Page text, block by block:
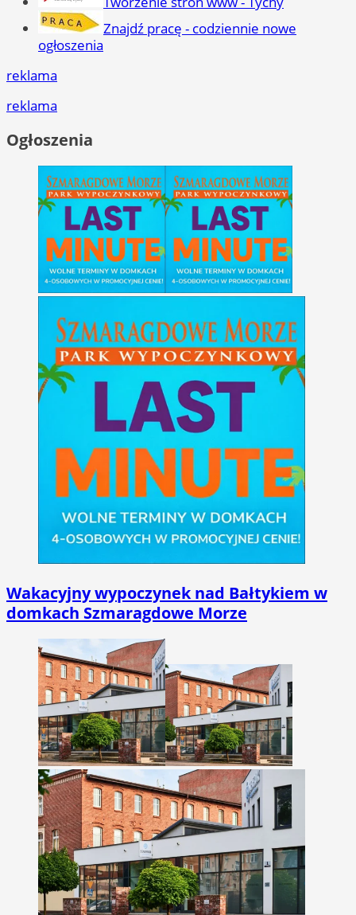
Znajdź pracę - codziennie nowe
ogłoszenia
reklama
reklama
Ogłoszenia
Wakacyjny wypoczynek nad Bałtykiem w
domkach Szmaragdowe Morze